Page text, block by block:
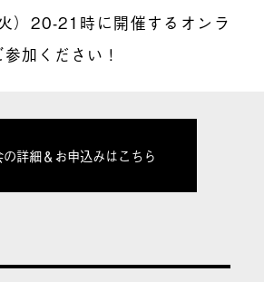
）20-21時に開催するオンラ
加ください！
詳細＆お申込みはこちら